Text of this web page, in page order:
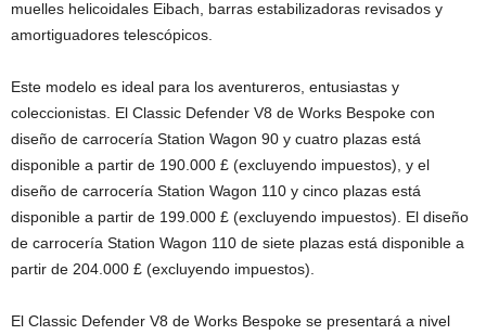
muelles helicoidales Eibach, barras estabilizadoras revisados y
amortiguadores telescópicos.
Este modelo es ideal para los aventureros, entusiastas y
coleccionistas. El Classic Defender V8 de Works Bespoke con
diseño de carrocería Station Wagon 90 y cuatro plazas está
disponible a partir de 190.000 £ (excluyendo impuestos), y el
diseño de carrocería Station Wagon 110 y cinco plazas está
disponible a partir de 199.000 £ (excluyendo impuestos). El diseño
de carrocería Station Wagon 110 de siete plazas está disponible a
partir de 204.000 £ (excluyendo impuestos).
El Classic Defender V8 de Works Bespoke se presentará a nivel